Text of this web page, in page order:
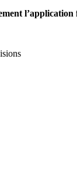
l’application